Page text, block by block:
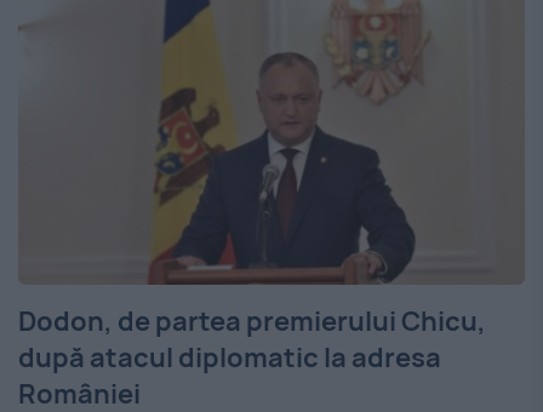
Dodon, de partea premierului Chicu,
după atacul diplomatic la adresa
României